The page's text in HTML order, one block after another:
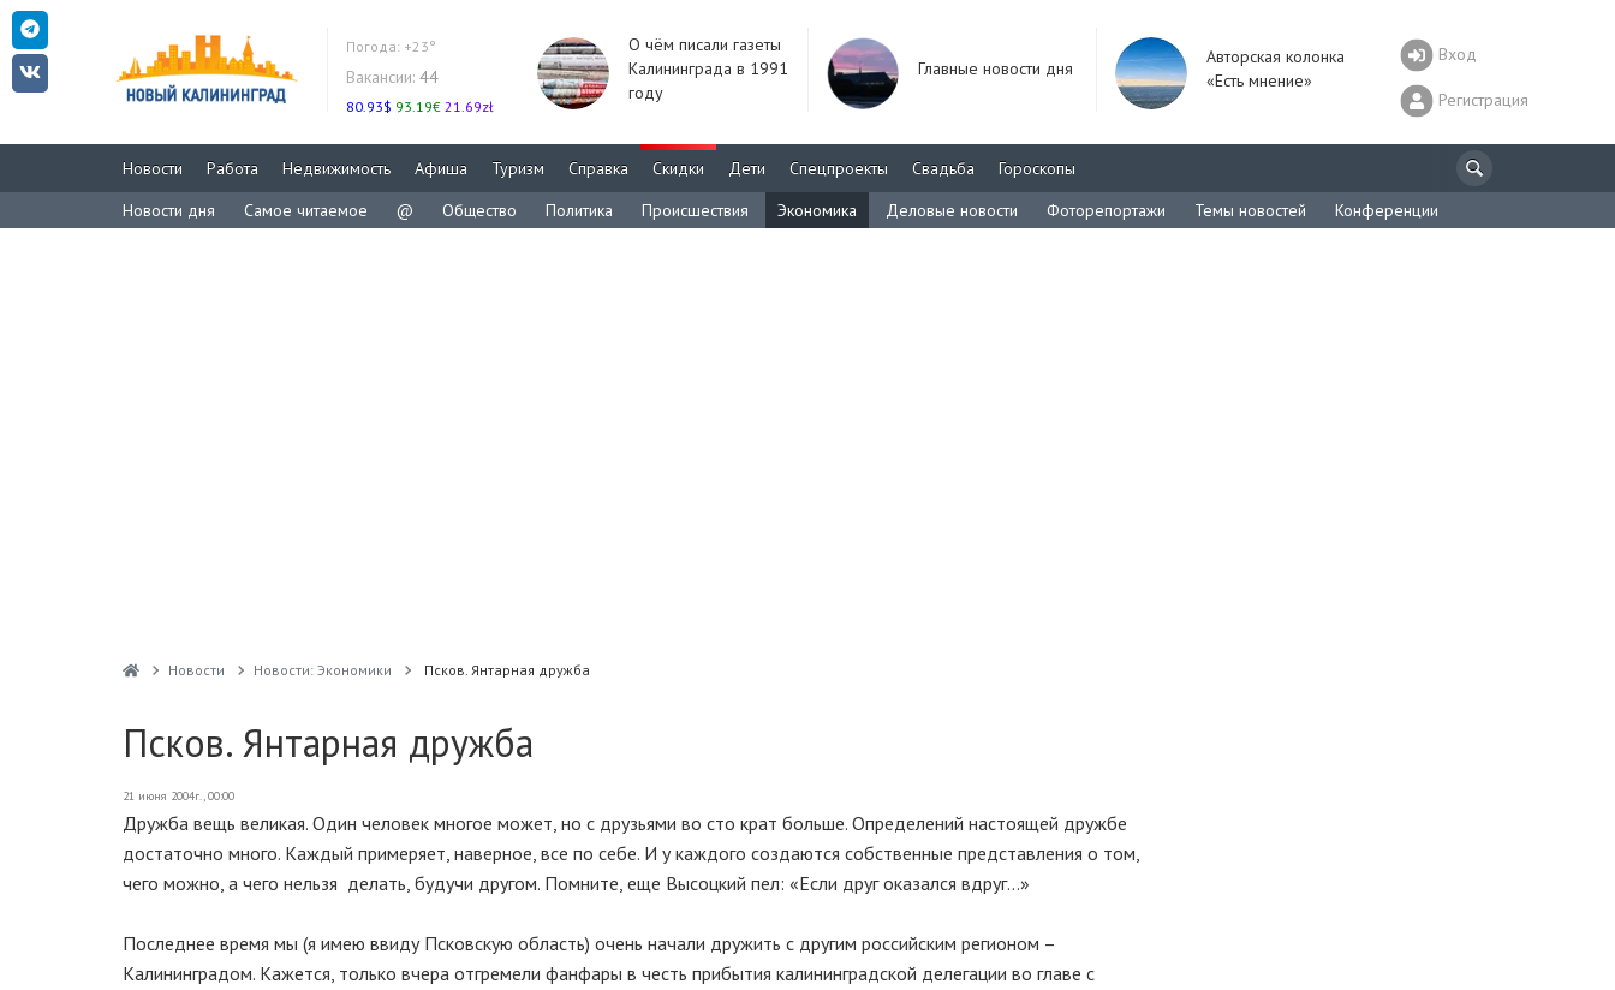
Погода: +23°
Вакансии: 44
80.93$ 93.19€ 21.69zł
О чём писали газеты
Калининграда в 1991
году
Главные новости дня
Авторская колонка
«Есть мнение»
Вход
Регистрация
Новости Работа Недвижимость Афиша Туризм Справка Скидки Дети Спецпроекты Свадьба
Гороскопы
Новости дня
Самое читаемое @ Общество Политика Происшествия Экономика Деловые новости Фоторепортажи Темы новостей Конференции
Новости Новости: Экономики Псков. Янтарная дружба
Псков. Янтарная дружба
21 июня 2004г., 00:00
Дружба вещь великая. Один человек многое может, но с друзьями во сто крат больше. Определений настоящей дружбе
достаточно много. Каждый примеряет, наверное, все по себе. И у каждого создаются собственные представления о том,
чего можно, а чего нельзя делать, будучи другом. Помните, еще Высоцкий пел: «Если друг оказался вдруг…»
Последнее время мы (я имею ввиду Псковскую область) очень начали дружить с другим российским регионом –
Калининградом. Кажется, только вчера отгремели фанфары в честь прибытия калининградской делегации во главе с